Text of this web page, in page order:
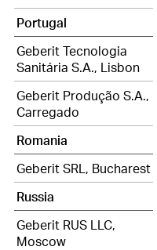
Portugal
Geberit Tecnologia
Sanitária S.A., Lisbon
Geberit Produção S.A.,
Carregado
Romania
Geberit SRL, Bucharest
Russia
Geberit RUS LLC,
Moscow